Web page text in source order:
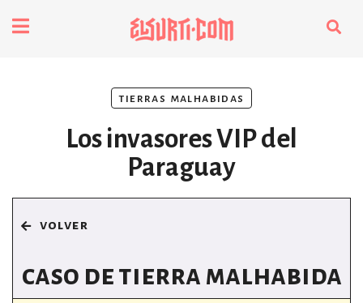
Futuros
Soberanas
Despacio Sonoro
tierras malhabidas
Los invasores VIP del
Paraguay
caso de tierra malhabida
volver